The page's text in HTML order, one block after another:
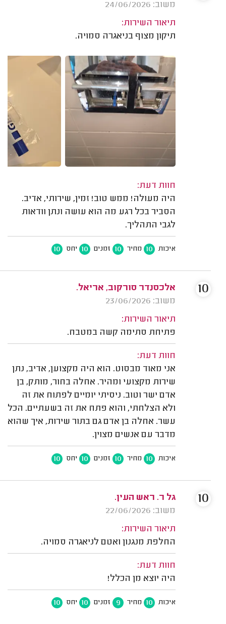
משוב: 24/06/2026
תיאור השירות:
תיקון מצוף בניאגרה סמויה.
חוות דעת:
היה מעולה! ממש טוב! זמין, שירותי, אדיב.
הסביר בכל רגע מה הוא עושה ונתן וודאות
לגבי התהליך.
איכות 10 מחיר 10 זמנים 10 יחס 10
אלכסנדר סורקוב, אריאל.
משוב: 23/06/2026
תיאור השירות:
פתיחת סתימה קשה במטבח.
חוות דעת:
אני מאוד מבסוט. הוא היה מקצוען, אדיב, נתן
שירות מקצועי ומהיר. אחלה בחור, מותק, בן
אדם ישר וטוב. ניסיתי יומיים לפתוח את זה
ולא הצלחתי, והוא פתח את זה בשעתיים. הכל
עשר. אחלה בן אדם גם בתור שירות, איך שהוא
מדבר עם אנשים מצוין.
איכות 10 מחיר 10 זמנים 10 יחס 10
10
גל ר. ראש העין.
משוב: 22/06/2026
תיאור השירות:
החלפת מנגנון ואטם לניאגרה סמויה.
חוות דעת:
היה יוצא מן הכלל!
איכות 10 מחיר 9 זמנים 10 יחס 10
10